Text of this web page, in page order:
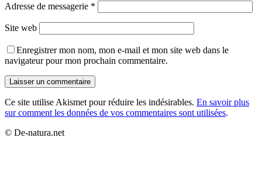
Adresse de messagerie *
Site web
Enregistrer mon nom, mon e-mail et mon site web dans le
navigateur pour mon prochain commentaire.
Ce site utilise Akismet pour réduire les indésirables. En savoir plus
sur comment les données de vos commentaires sont utilisées.
© De-natura.net